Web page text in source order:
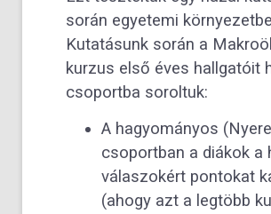
során egyetemi
Kutatásunk során a
kurzus első éves hallgatóit
csoportba soroltuk:
A hagyományos
csoportban a diákok a
válaszokért pontokat
(ahogy azt a legtöbb